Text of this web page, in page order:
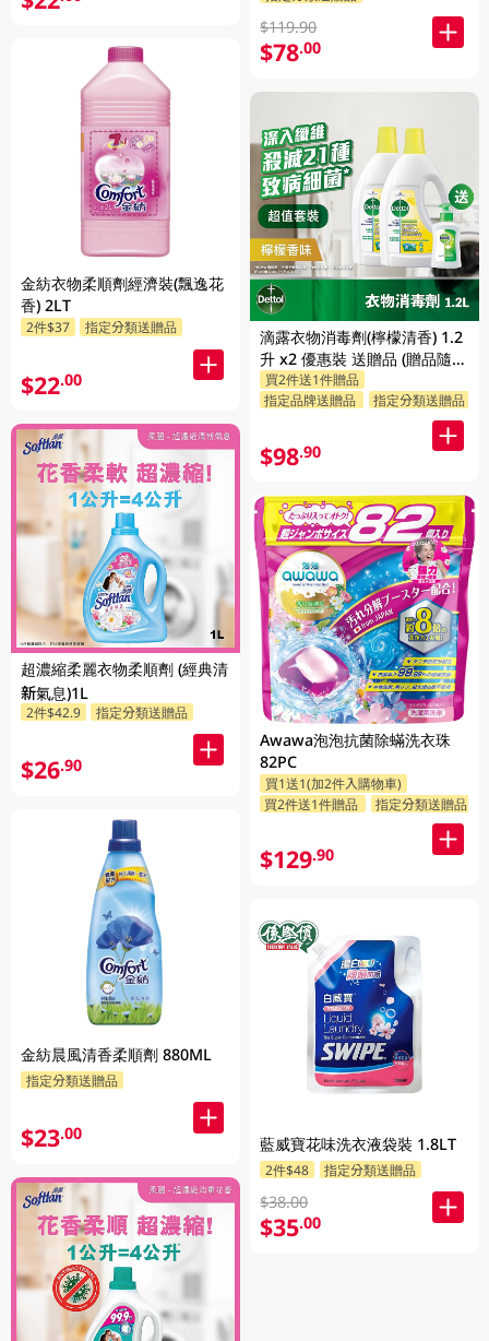
金紡衣物柔順劑經濟裝(飄逸花
香) 2LT
2件$37 指定分類送贈品
$22.00
超濃縮柔麗衣物柔順劑 (經典清
新氣息)1L
2件$42.9 指定分類送贈品
$26.90
金紡晨風清香柔順劑 880ML
指定分類送贈品
$23.00
$119.90
$78.00
滴露衣物消毒劑(檸檬清香) 1.2
升 x2 優惠裝 送贈品 (贈品隨機
發送)
買2件送1件贈品
指定品牌送贈品
指定分類送贈品
$98.90
Awawa泡泡抗菌除蟎洗衣珠
82PC
買1送1(加2件入購物車)
買2件送1件贈品
指定分類送贈品
$129.90
藍威寶花味洗衣液袋裝 1.8LT
2件$48 指定分類送贈品
$38.00
$35.00